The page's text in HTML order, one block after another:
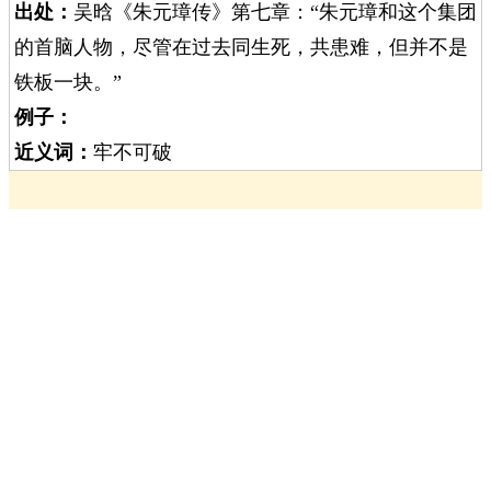
出处： 吴晗《朱元璋传》第七章：“朱元璋和这个集团
的首脑人物，尽管在过去同生死，共患难，但并不是
铁板一块。”
例子：
近义词： 牢不可破